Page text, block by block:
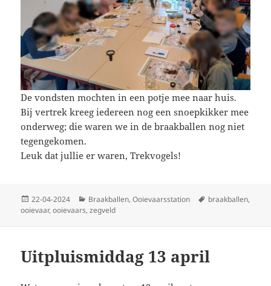
De vondsten mochten in een potje mee naar huis.
Bij vertrek kreeg iedereen nog een snoepkikker mee
onderweg; die waren we in de braakballen nog niet
tegengekomen.
Leuk dat jullie er waren, Trekvogels!
Geplaatst
op
22-04-2024 Categorieën
Braakballen,Ooievaarsstation Tags
braakballen,
ooievaar,ooievaars,zegveld
Uitpluismiddag 13 april